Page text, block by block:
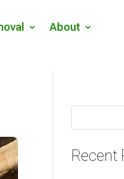
About
Recent